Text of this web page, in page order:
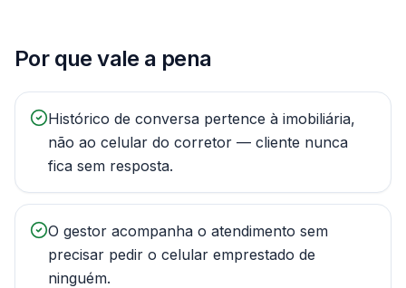
Por que vale a pena
Histórico de conversa pertence à imobiliária,
não ao celular do corretor — cliente nunca
fica sem resposta.
O gestor acompanha o atendimento sem
precisar pedir o celular emprestado de
ninguém.